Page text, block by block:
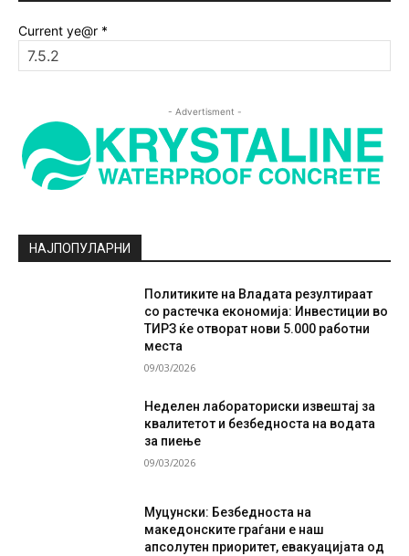
Current ye@r *
- Advertisment -
НАЈПОПУЛАРНИ
Политиките на Владата резултираат
со растечка економија: Инвестиции во
ТИРЗ ќе отворат нови 5.000 работни
места
09/03/2026
Неделен лабораториски извештај за
квалитетот и безбедноста на водата
за пиење
09/03/2026
Муцунски: Безбедноста на
македонските граѓани е наш
апсолутен приоритет, евакуацијата од